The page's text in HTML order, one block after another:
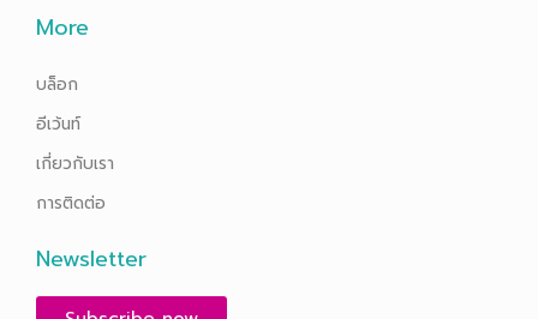
More
บล็อก
อีเว้นท์
เกี่ยวกับเรา
การติดต่อ
Newsletter